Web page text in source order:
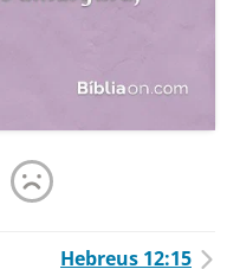
Hebreus 12:15